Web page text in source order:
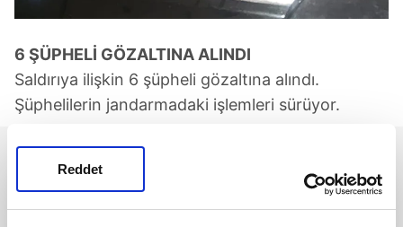
Reddet
6 ŞÜPHELİ GÖZALTINA ALINDI
Saldırıya ilişkin 6 şüpheli gözaltına alındı.
Şüphelilerin jandarmadaki işlemleri sürüyor.